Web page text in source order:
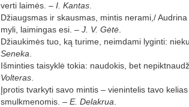
verti laimės. – I. Kantas.
Džiaugsmas ir skausmas, mintis nerami,/
myli, laimingas esi. – J. V. Gėtė.
Džiaukimės tuo, ką turime, neimdami lyginti:
Seneka
Išminties taisyklė tokia: naudokis, bet
Volteras.
Įprotis tvarkyti savo mintis – vienintelis tavo
smulkmenomis. – E. Delakrua